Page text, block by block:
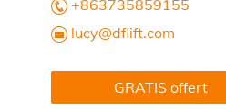
+863735859155
lucy@dflift.com
GRATIS offert